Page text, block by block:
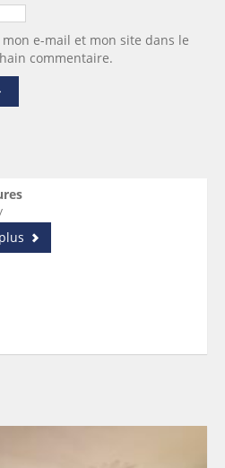
e-mail et mon site dans le
commentaire.